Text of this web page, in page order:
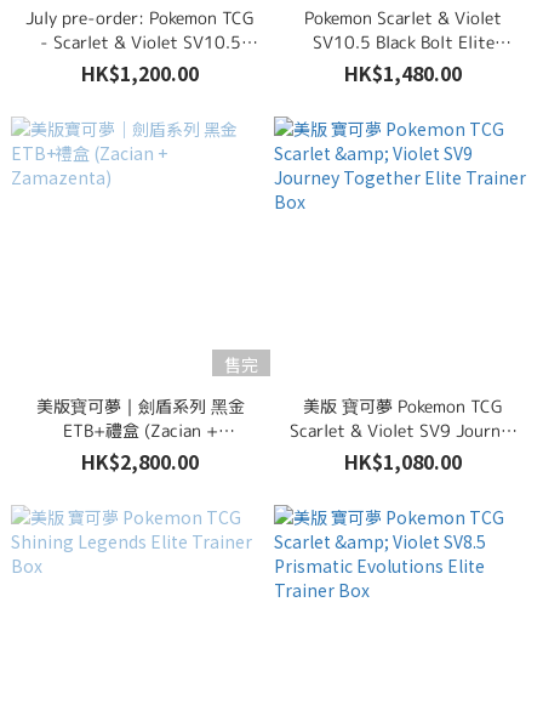
July pre-order: Pokemon TCG
- Scarlet & Violet SV10.5
White Flare Elite Trainer Box
HK$1,200.00
Pokemon Scarlet & Violet
SV10.5 Black Bolt Elite
Trainer Box
HK$1,480.00
售完
美版寶可夢｜劍盾系列 黑金
ETB+禮盒 (Zacian +
Zamazenta)
HK$2,800.00
美版 寶可夢 Pokemon TCG
Scarlet & Violet SV9 Journey
Together Elite Trainer Box
HK$1,080.00